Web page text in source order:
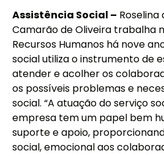
Assistência Social – Roselina
Camarão de Oliveira trabalha
Recursos Humanos há nove
social utiliza o instrumento de
atender e acolher os
os possíveis problemas e
social. “A atuação do serviço
empresa tem um papel bem
suporte e apoio,
social, emocional aos